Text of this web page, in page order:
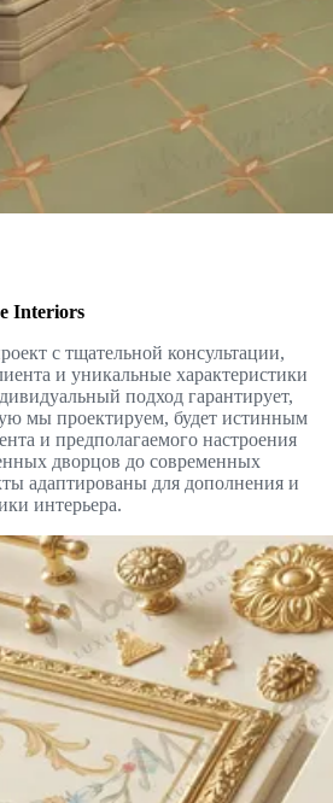
Interiors
с тщательной консультации,
и уникальные характеристики
подход гарантирует,
мы проектируем, будет истинным
и предполагаемого настроения
дворцов до современных
адаптированы для дополнения и
интерьера.